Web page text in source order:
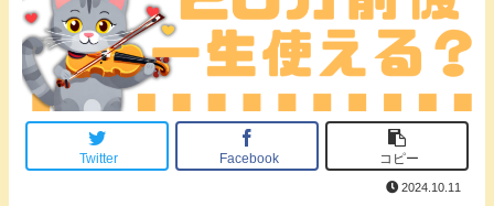
Twitter Facebook コピー
2024.10.11